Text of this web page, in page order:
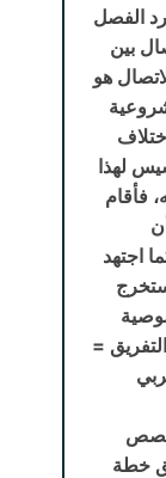
الفصل
بين
هو
لهذا
فأقام
اجتهد
=
خطة